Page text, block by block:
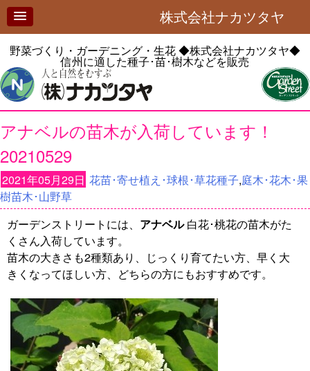
株式会社ナカツタヤ
野菜づくり・ガーデニング・生花◆株式会社ナカツタヤ◆
信州に適した種子･苗･樹木などを販売
アナベルの苗木が入荷しています！
20210529
2021年05月29日 花苗･寄せ植え･球根･草花種子,庭木･花木･果
樹苗木･山野草
ガーデンストリートには、 アナベル白花･桃花の苗木がた
くさん入荷しています。
苗木の大きさも2種類あり、じっくり育てたい方、早く大
きくなってほしい方、どちらの方にもおすすめです。